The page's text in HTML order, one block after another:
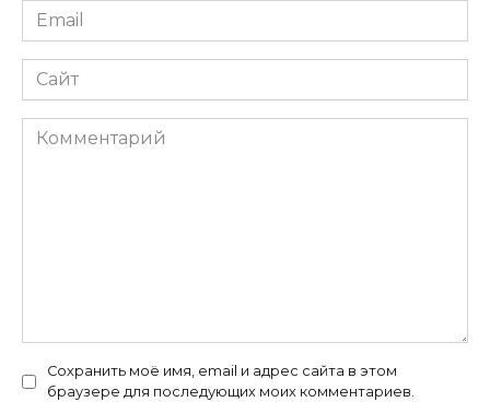
Email
*
Сайт
Комментарий
Сохранить моё имя, email и адрес сайта в этом
браузере для последующих моих комментариев.